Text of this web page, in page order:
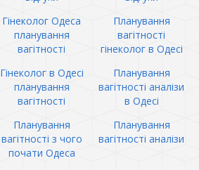
Гінеколог Одеса
планування
вагітності
Планування
вагітності
гінеколог в Одесі
Гінеколог в Одесі
планування
вагітності
Планування
вагітності аналізи
в Одесі
Планування
вагітності з чого
почати Одеса
Планування
вагітності аналізи